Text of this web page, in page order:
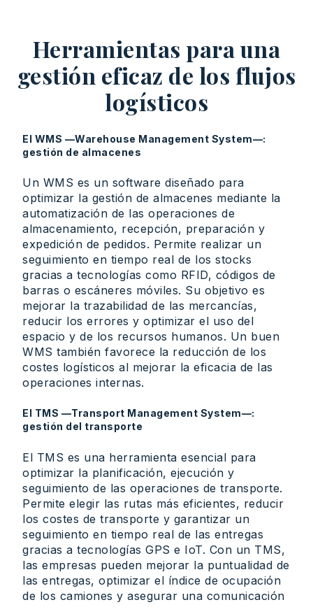
Herramientas para una
gestión eficaz de los flujos
logísticos
El WMS —Warehouse Management System—:
gestión de almacenes
Un WMS es un software diseñado para
optimizar la gestión de almacenes mediante la
automatización de las operaciones de
almacenamiento, recepción, preparación y
expedición de pedidos. Permite realizar un
seguimiento en tiempo real de los stocks
gracias a tecnologías como RFID, códigos de
barras o escáneres móviles. Su objetivo es
mejorar la trazabilidad de las mercancías,
reducir los errores y optimizar el uso del
espacio y de los recursos humanos. Un buen
WMS también favorece la reducción de los
costes logísticos al mejorar la eficacia de las
operaciones internas.
El TMS —Transport Management System—:
gestión del transporte
El TMS es una herramienta esencial para
optimizar la planificación, ejecución y
seguimiento de las operaciones de transporte.
Permite elegir las rutas más eficientes, reducir
los costes de transporte y garantizar un
seguimiento en tiempo real de las entregas
gracias a tecnologías GPS e IoT. Con un TMS,
las empresas pueden mejorar la puntualidad de
las entregas, optimizar el índice de ocupación
de los camiones y asegurar una comunicación